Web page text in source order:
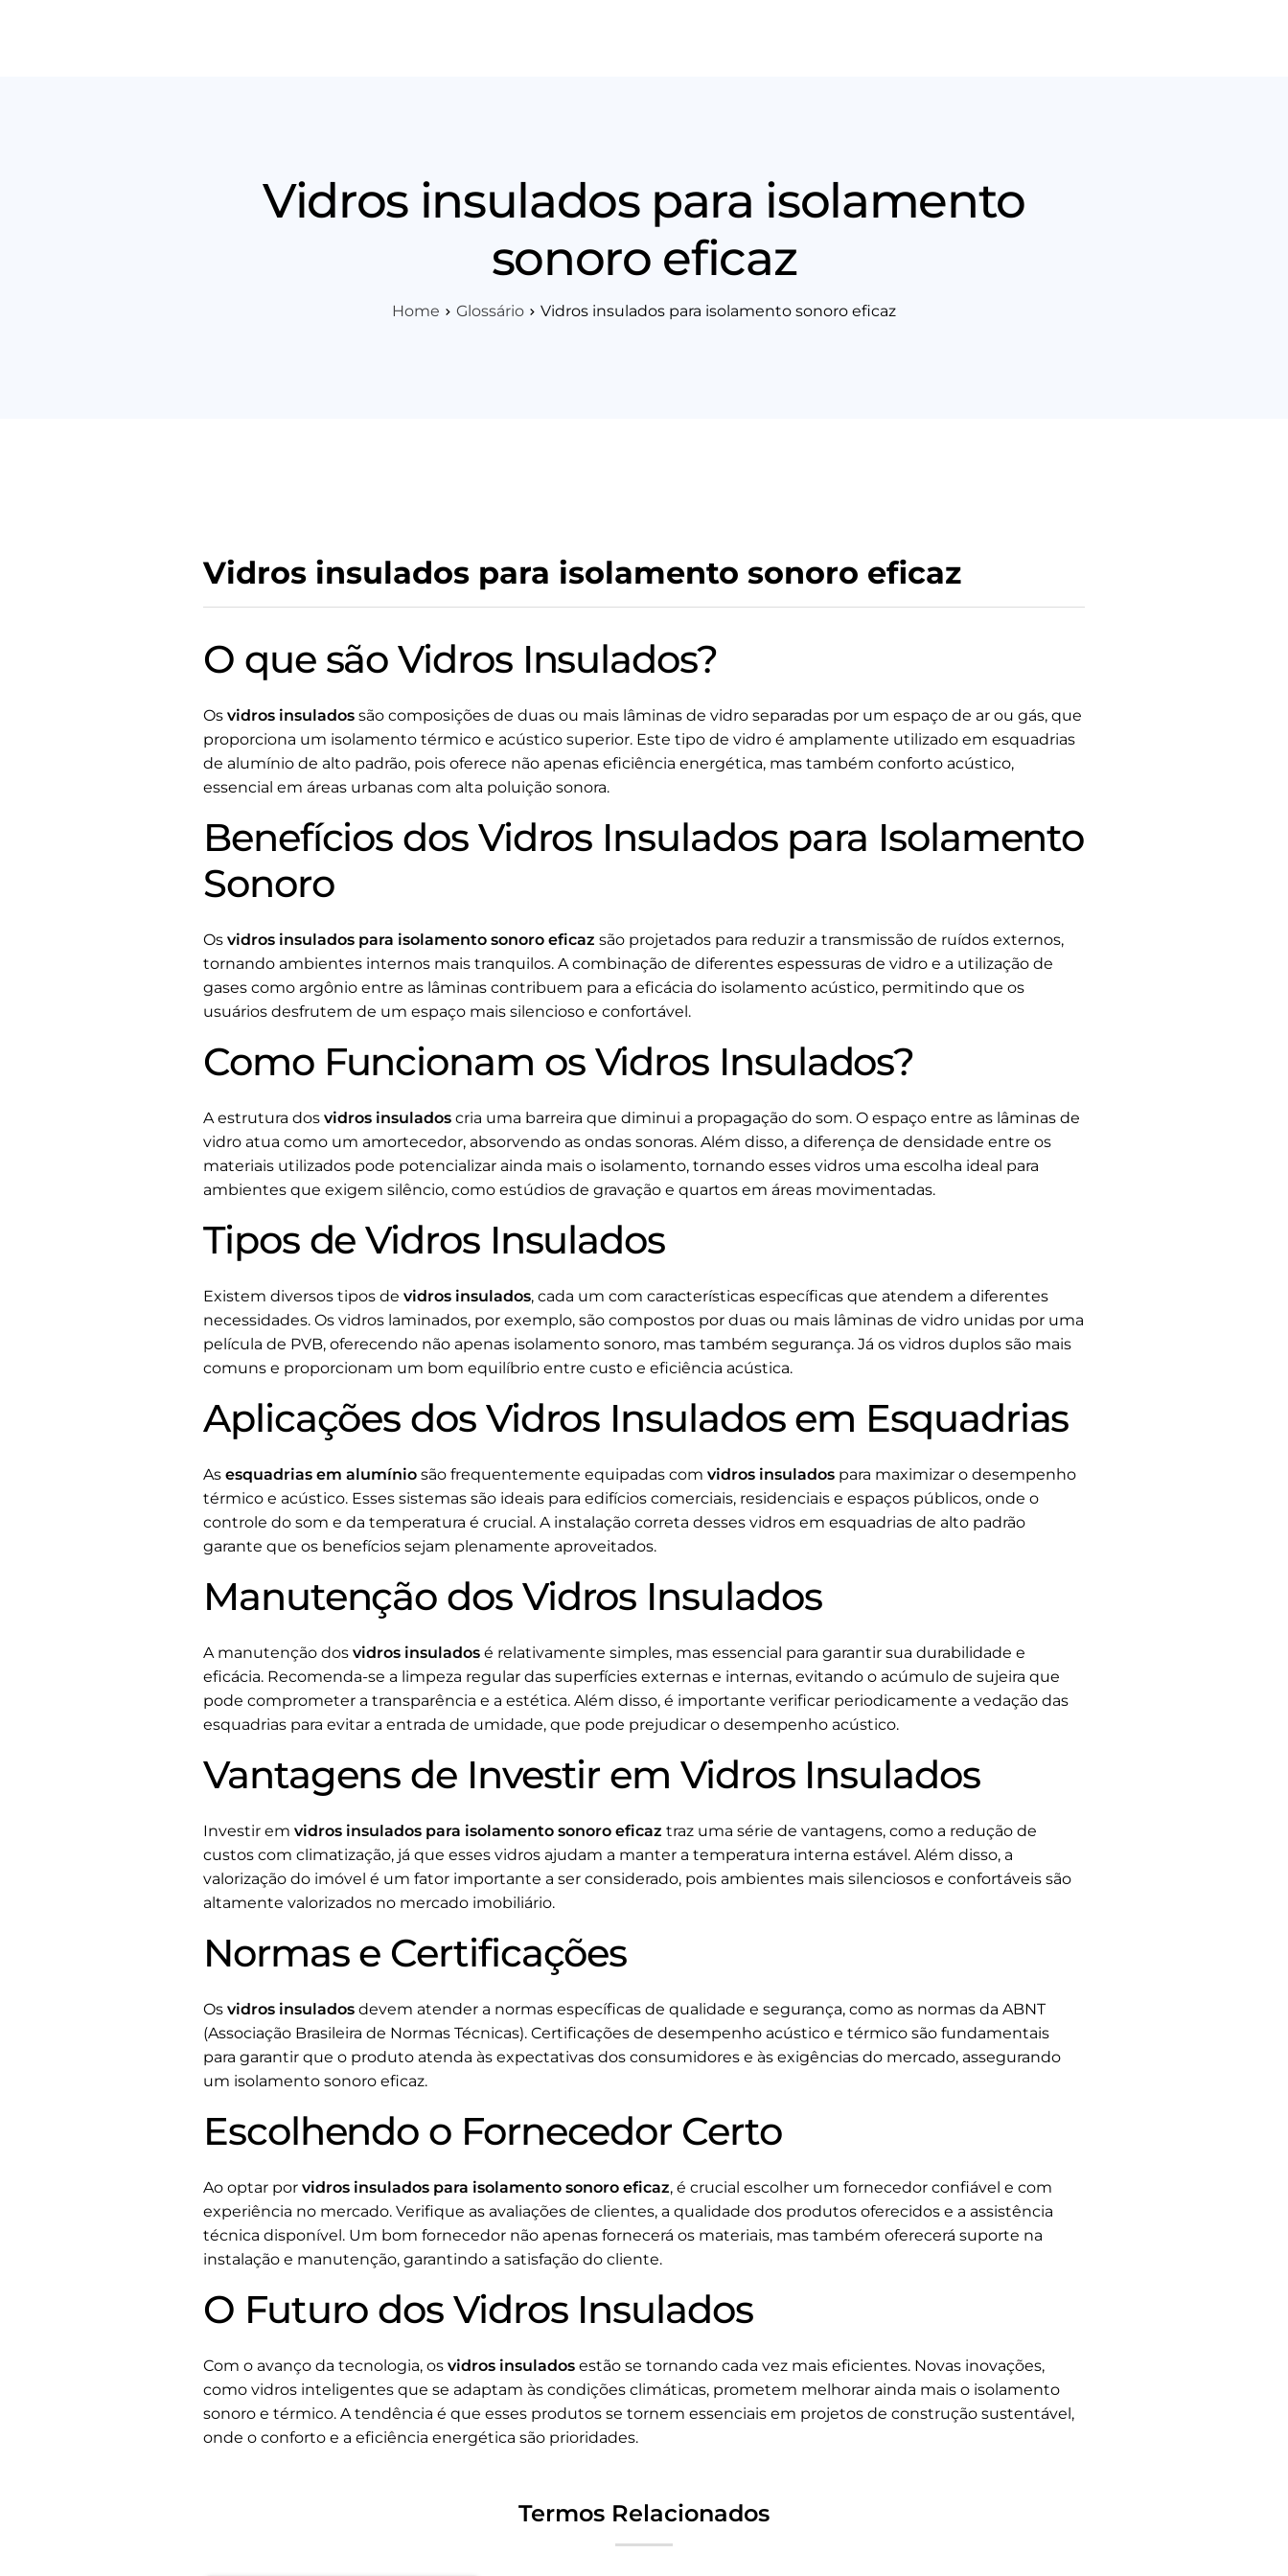
Vidros insulados para isolamento
sonoro eficaz
Home Glossário Vidros insulados para isolamento sonoro eficaz
Vidros insulados para isolamento sonoro eficaz
O que são Vidros Insulados?
Os vidros insulados são composições de duas ou mais lâminas de vidro separadas por um espaço de ar ou gás, que
proporciona um isolamento térmico e acústico superior. Este tipo de vidro é amplamente utilizado em esquadrias
de alumínio de alto padrão, pois oferece não apenas eficiência energética, mas também conforto acústico,
essencial em áreas urbanas com alta poluição sonora.
Benefícios dos Vidros Insulados para Isolamento
Sonoro
Os vidros insulados para isolamento sonoro eficaz são projetados para reduzir a transmissão de ruídos externos,
tornando ambientes internos mais tranquilos. A combinação de diferentes espessuras de vidro e a utilização de
gases como argônio entre as lâminas contribuem para a eficácia do isolamento acústico, permitindo que os
usuários desfrutem de um espaço mais silencioso e confortável.
Como Funcionam os Vidros Insulados?
A estrutura dos vidros insulados cria uma barreira que diminui a propagação do som. O espaço entre as lâminas de
vidro atua como um amortecedor, absorvendo as ondas sonoras. Além disso, a diferença de densidade entre os
materiais utilizados pode potencializar ainda mais o isolamento, tornando esses vidros uma escolha ideal para
ambientes que exigem silêncio, como estúdios de gravação e quartos em áreas movimentadas.
Tipos de Vidros Insulados
Existem diversos tipos de vidros insulados, cada um com características específicas que atendem a diferentes
necessidades. Os vidros laminados, por exemplo, são compostos por duas ou mais lâminas de vidro unidas por uma
película de PVB, oferecendo não apenas isolamento sonoro, mas também segurança. Já os vidros duplos são mais
comuns e proporcionam um bom equilíbrio entre custo e eficiência acústica.
Aplicações dos Vidros Insulados em Esquadrias
As esquadrias em alumínio são frequentemente equipadas com vidros insulados para maximizar o desempenho
térmico e acústico. Esses sistemas são ideais para edifícios comerciais, residenciais e espaços públicos, onde o
controle do som e da temperatura é crucial. A instalação correta desses vidros em esquadrias de alto padrão
garante que os benefícios sejam plenamente aproveitados.
Manutenção dos Vidros Insulados
A manutenção dos vidros insulados é relativamente simples, mas essencial para garantir sua durabilidade e
eficácia. Recomenda-se a limpeza regular das superfícies externas e internas, evitando o acúmulo de sujeira que
pode comprometer a transparência e a estética. Além disso, é importante verificar periodicamente a vedação das
esquadrias para evitar a entrada de umidade, que pode prejudicar o desempenho acústico.
Vantagens de Investir em Vidros Insulados
Investir em vidros insulados para isolamento sonoro eficaz traz uma série de vantagens, como a redução de
custos com climatização, já que esses vidros ajudam a manter a temperatura interna estável. Além disso, a
valorização do imóvel é um fator importante a ser considerado, pois ambientes mais silenciosos e confortáveis são
altamente valorizados no mercado imobiliário.
Normas e Certificações
Os vidros insulados devem atender a normas específicas de qualidade e segurança, como as normas da ABNT
(Associação Brasileira de Normas Técnicas). Certificações de desempenho acústico e térmico são fundamentais
para garantir que o produto atenda às expectativas dos consumidores e às exigências do mercado, assegurando
um isolamento sonoro eficaz.
Escolhendo o Fornecedor Certo
Ao optar por vidros insulados para isolamento sonoro eficaz, é crucial escolher um fornecedor confiável e com
experiência no mercado. Verifique as avaliações de clientes, a qualidade dos produtos oferecidos e a assistência
técnica disponível. Um bom fornecedor não apenas fornecerá os materiais, mas também oferecerá suporte na
instalação e manutenção, garantindo a satisfação do cliente.
O Futuro dos Vidros Insulados
Com o avanço da tecnologia, os vidros insulados estão se tornando cada vez mais eficientes. Novas inovações,
como vidros inteligentes que se adaptam às condições climáticas, prometem melhorar ainda mais o isolamento
sonoro e térmico. A tendência é que esses produtos se tornem essenciais em projetos de construção sustentável,
onde o conforto e a eficiência energética são prioridades.
Termos Relacionados